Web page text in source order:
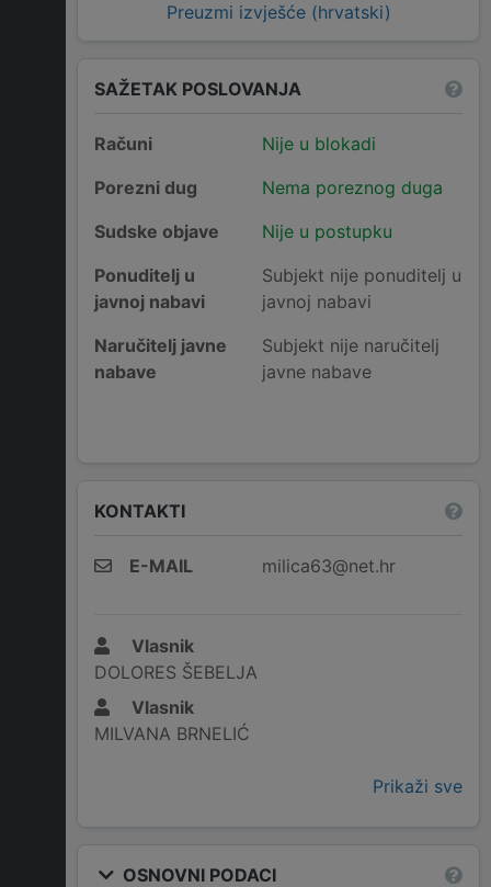
Preuzmi izvješće (hrvatski)
SAŽETAK POSLOVANJA
Računi
Nije u blokadi
Porezni dug
Nema poreznog duga
Sudske objave
Nije u postupku
Ponuditelj u
javnoj nabavi
Subjekt nije ponuditelj u
javnoj nabavi
Naručitelj javne
nabave
Subjekt nije naručitelj
javne nabave
KONTAKTI
E-MAIL milica63@net.hr
Vlasnik
DOLORES ŠEBELJA
Vlasnik
MILVANA BRNELIĆ
Prikaži sve
OSNOVNI PODACI